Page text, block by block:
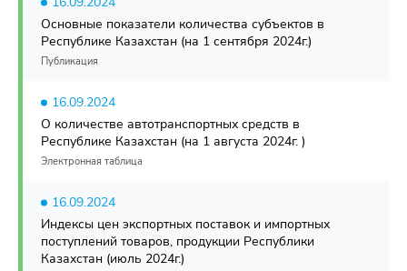
Основные показатели количества субъектов в
Республике Казахстан (на 1 сентября 2024г.)
Публикация
16.09.2024
О количестве автотранспортных средств в
Республике Казахстан (на 1 августа 2024г. )
Электронная таблица
16.09.2024
Индексы цен экспортных поставок и импортных
поступлений товаров, продукции Республики
Казахстан (июль 2024г.)